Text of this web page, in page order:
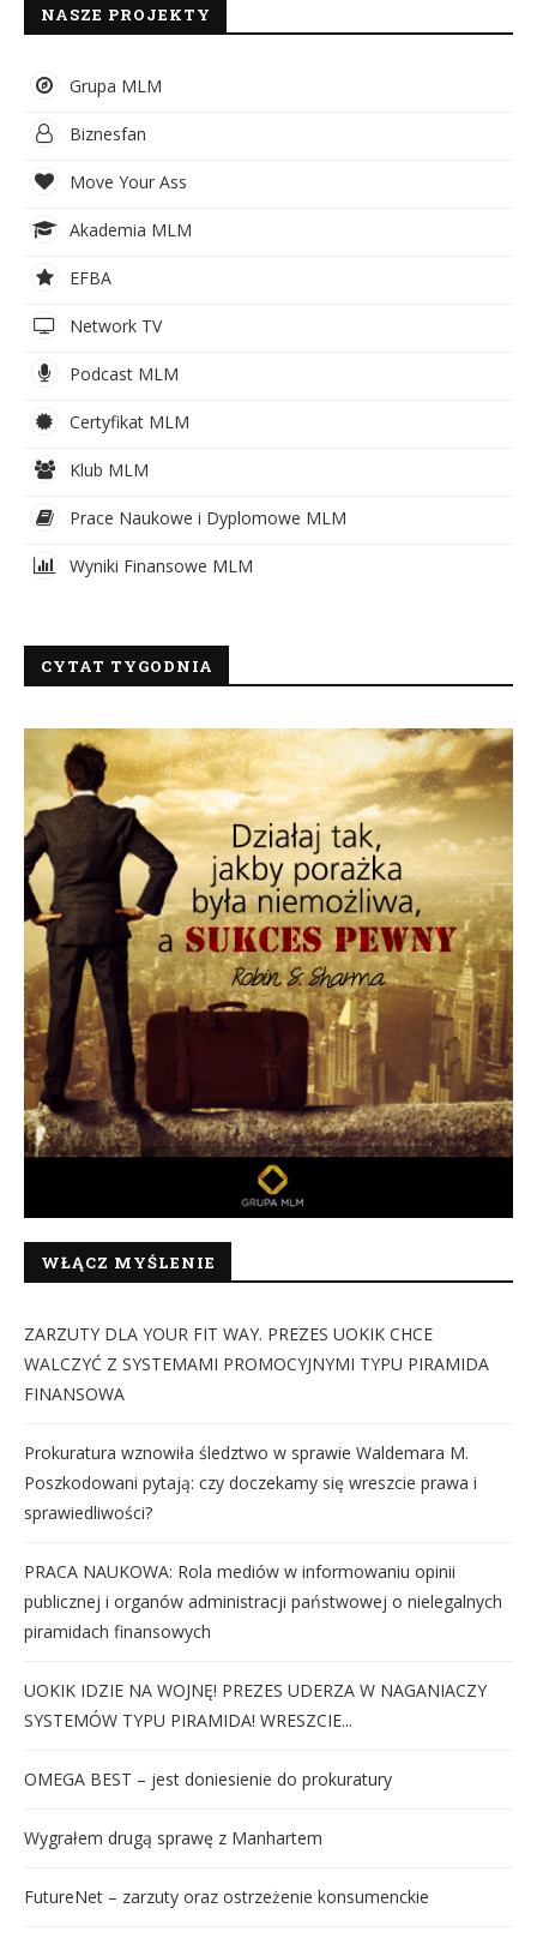
NASZE PROJEKTY
Grupa MLM
Biznesfan
Move Your Ass
Akademia MLM
EFBA
Network TV
Podcast MLM
Certyfikat MLM
Klub MLM
Prace Naukowe i Dyplomowe MLM
Wyniki Finansowe MLM
CYTAT TYGODNIA
WŁĄCZ MYŚLENIE
ZARZUTY DLA YOUR FIT WAY. PREZES UOKIK CHCE
WALCZYĆ Z SYSTEMAMI PROMOCYJNYMI TYPU PIRAMIDA
FINANSOWA
Prokuratura wznowiła śledztwo w sprawie Waldemara M.
Poszkodowani pytają: czy doczekamy się wreszcie prawa i
sprawiedliwości?
PRACA NAUKOWA: Rola mediów w informowaniu opinii
publicznej i organów administracji państwowej o nielegalnych
piramidach finansowych
UOKIK IDZIE NA WOJNĘ! PREZES UDERZA W NAGANIACZY
SYSTEMÓW TYPU PIRAMIDA! WRESZCIE...
OMEGA BEST – jest doniesienie do prokuratury
Wygrałem drugą sprawę z Manhartem
FutureNet – zarzuty oraz ostrzeżenie konsumenckie